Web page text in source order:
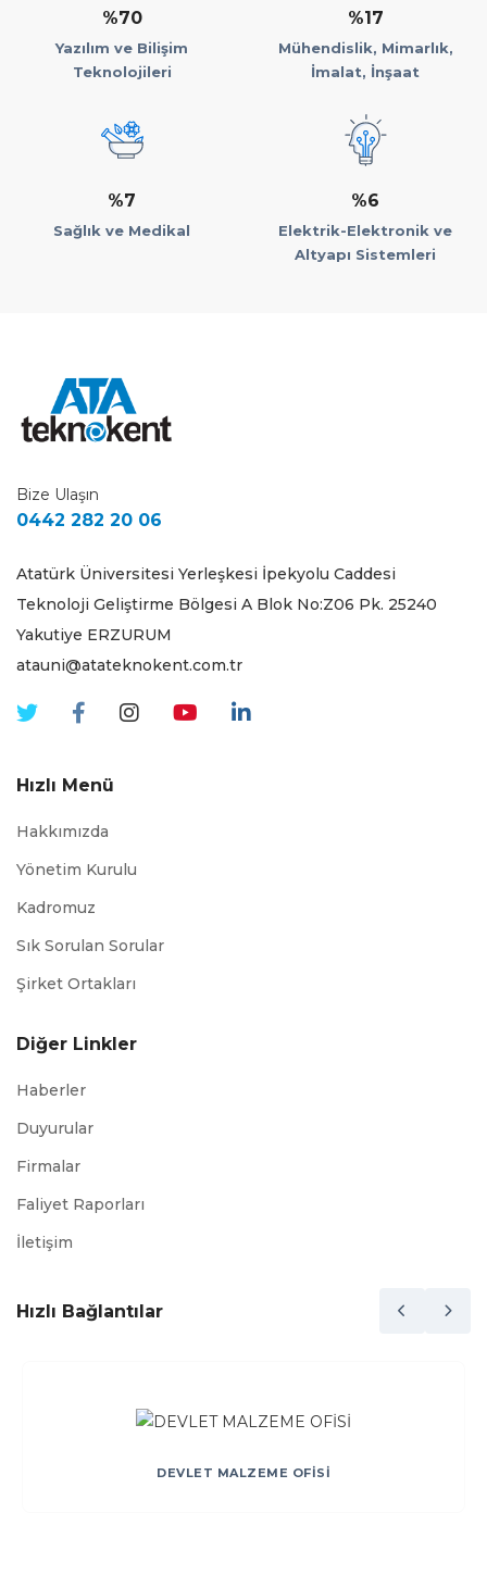
%70
Yazılım ve Bilişim
Teknolojileri
%17
Mühendislik, Mimarlık,
İmalat, İnşaat
%7
Sağlık ve Medikal
%6
Elektrik-Elektronik ve
Altyapı Sistemleri
Bize Ulaşın
0442 282 20 06
Atatürk Üniversitesi Yerleşkesi İpekyolu Caddesi
Teknoloji Geliştirme Bölgesi A Blok No:Z06 Pk. 25240
Yakutiye ERZURUM
atauni@atateknokent.com.tr
Hızlı Menü
Hakkımızda
Yönetim Kurulu
Kadromuz
Sık Sorulan Sorular
Şirket Ortakları
Diğer Linkler
Haberler
Duyurular
Firmalar
Faliyet Raporları
İletişim
Hızlı Bağlantılar
DEVLET MALZEME OFİSİ